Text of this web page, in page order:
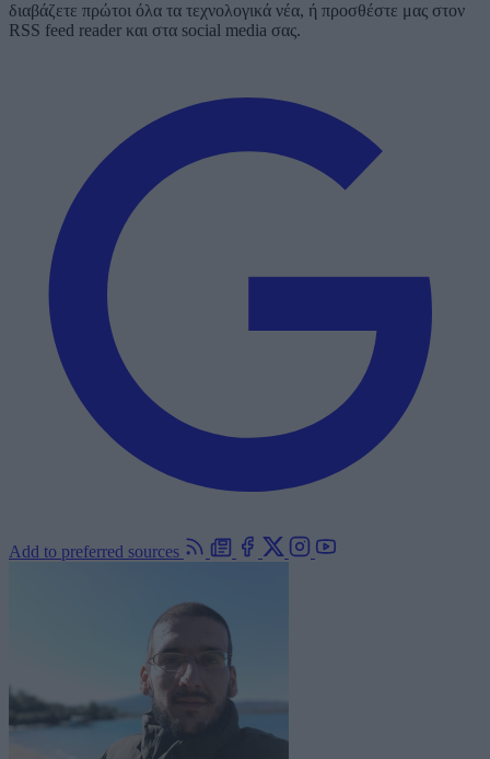
διαβάζετε πρώτοι όλα τα τεχνολογικά νέα, ή προσθέστε μας στον
RSS feed reader και στα social media σας.
Add to preferred sources